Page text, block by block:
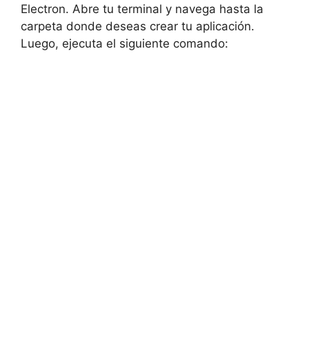
Electron. Abre tu terminal y navega hasta la
carpeta donde deseas crear tu aplicación.
Luego, ejecuta el siguiente comando: